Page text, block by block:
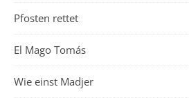
Pfosten rettet
El Mago Tomás
Wie einst Madjer